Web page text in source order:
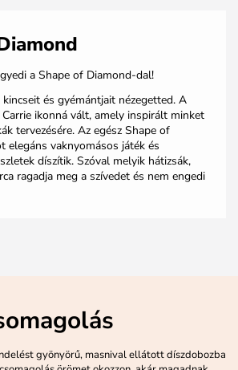
a Shape of Diamond-dal!
és gyémántjait nézegetted. A
ikonná vált, amely inspirált minket
tervezésére. Az egész Shape of
elegáns vaknyomásos játék és
díszítik. Szóval melyik hátizsák,
ragadja meg a szívedet és nem engedi
gyönyörű, masnival ellátott díszdobozba